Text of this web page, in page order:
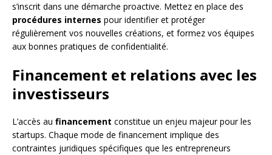
s’inscrit dans une démarche proactive. Mettez en place des
procédures internes pour identifier et protéger
régulièrement vos nouvelles créations, et formez vos équipes
aux bonnes pratiques de confidentialité.
Financement et relations avec les
investisseurs
L’accès au financement constitue un enjeu majeur pour les
startups. Chaque mode de financement implique des
contraintes juridiques spécifiques que les entrepreneurs